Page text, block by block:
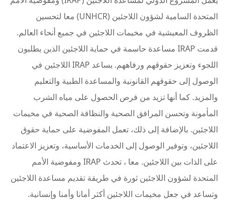
المتحدة السامية لشؤون اللاجئين (UNHCR) معا لتحسين
الظروف المعيشية في مخيمات اللاجئين في جميع أنحاء العالم.
قدمت IRAP مساعدة حاسمة في حماية اللاجئين الذين يطلبون
اللجوء وتعزيز حقوقهم ورفاههم. يساعد IRAP اللاجئين في
الوصول إلى حقوقهم القانونية والمساعدة الطبية والتعليم
والمزيد. كما أنها تزيد من فرص الحصول على مياه الشرب
المأمونة وتحسن المرافق الصحية والنظافة الصحية في مخيمات
اللاجئين. بالإضافة إلى ذلك، تعمل المفوضية على حماية حقوق
اللاجئين، وتوفير الوصول إلى الخدمات الأساسية، وتعزيز الاعتماد
على الذات بين اللاجئين. معا ، تحدث IRAP ومفوضية الأمم
المتحدة لشؤون اللاجئين ثورة في طريقة تقديم مساعدة اللاجئين
وتساعد في جعل مخيمات اللاجئين أكثر أمانا وأمنا وإنسانية.